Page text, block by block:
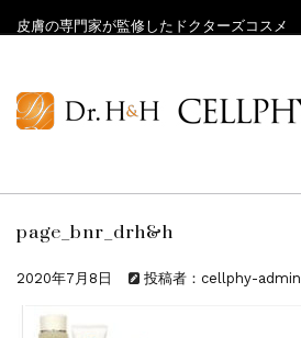
皮膚の専門家が監修したドクターズコスメ
page_bnr_drh&h
2020年7月8日 投稿者：cellphy-admin